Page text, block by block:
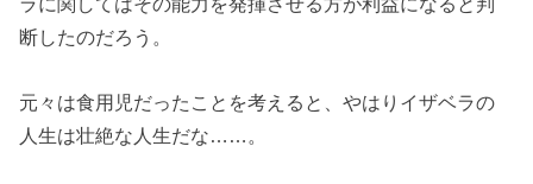
断したのだろう。
元々は食用児だったことを考えると、やはりイザベラの
人生は壮絶な人生だな……。